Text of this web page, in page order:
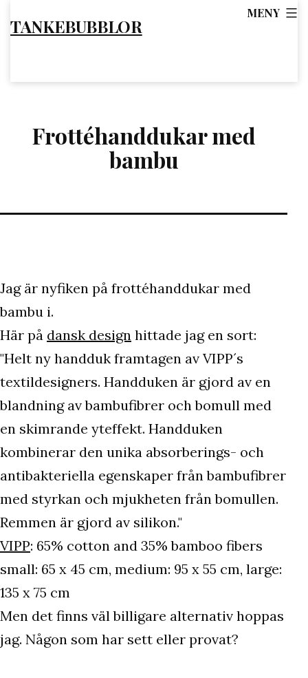
tillTANKEBUBBLOR
MENY
Frottéhanddukar med
bambu
Jag är nyfiken på frottéhanddukar med
bambu i.
Här på dansk design hittade jag en sort:
"Helt ny handduk framtagen av VIPP´s
textildesigners. Handduken är gjord av en
blandning av bambufibrer och bomull med
en skimrande yteffekt. Handduken
kombinerar den unika absorberings- och
antibakteriella egenskaper från bambufibrer
med styrkan och mjukheten från bomullen.
Remmen är gjord av silikon."
VIPP: 65% cotton and 35% bamboo fibers
small: 65 x 45 cm, medium: 95 x 55 cm, large:
135 x 75 cm
Men det finns väl billigare alternativ hoppas
jag. Någon som har sett eller provat?